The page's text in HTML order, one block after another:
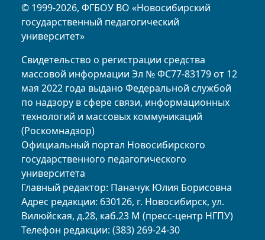
© 1999-2026, ФГБОУ ВО «Новосибирский
государственный педагогический
университет»
Свидетельство о регистрации средства
массовой информации Эл № ФС77-83179 от 12
мая 2022 года выдано Федеральной службой
по надзору в сфере связи, информационных
технологий и массовых коммуникаций
(Роскомнадзор)
Официальный портал Новосибирского
государственного педагогического
университета
Главный редактор: Паначук Юлия Борисовна
Адрес редакции: 630126, г. Новосибирск, ул.
Вилюйская, д.28, каб.23 М (пресс-центр НГПУ)
Телефон редакции: (383) 269-24-30